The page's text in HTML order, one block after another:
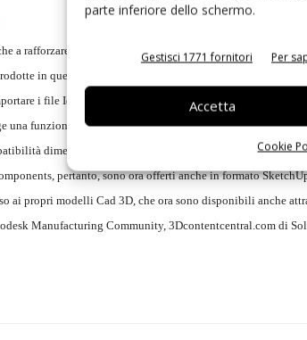
parte inferiore dello schermo.
Gestisci 1771 fornitori Per
Accetta
Cookie
a rafforzare l’offerta di strumenti informatici che facilitano
in questo campo sono compresi il lancio di un modulo
i file Idf
(Intermediate Data Format)in questo
una funzionalità di Cad tridimensionale agli strumenti di
dimensionale del Pcb con i vincoli meccanici posti
pertanto, sono ora offerti anche in formato
ai propri modelli Cad 3D, che ora sono disponibili anche
Manufacturing Community, 3Dcontentcentral.com di